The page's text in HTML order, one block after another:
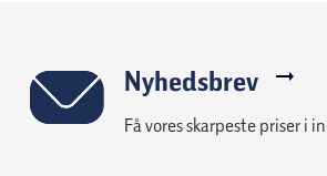
Nyhedsbrev
Få vores skarpeste priser i